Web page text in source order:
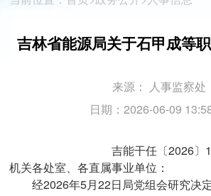
吉林省能源局关于石甲成等
来源：
人事监察处
日期：2026-06-09
吉能干任〔2026〕
机关各处室、各直属事业单位：
经2026年5月22日局党组会研究决